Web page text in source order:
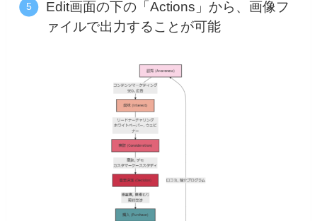
Edit画面の下の「Actions」から、画像フ
ァイルで出力することが可能